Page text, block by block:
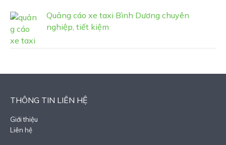
Quảng cáo xe taxi Bình Dương chuyên
nghiệp, tiết kiệm
THÔNG TIN LIÊN HỆ
Giới thiệu
Liên hệ